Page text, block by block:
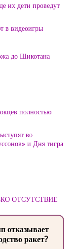
их дети проведут
в видеоигры
до Шикотана
полностью
во
и Дня тигра
ОТСУТСТВИЕ
отказывает
ракет?